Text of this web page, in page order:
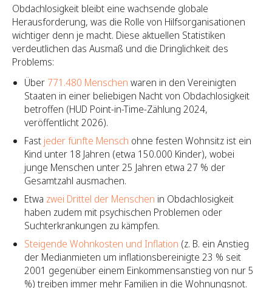
Obdachlosigkeit bleibt eine wachsende globale
Herausforderung, was die Rolle von Hilfsorganisationen
wichtiger denn je macht. Diese aktuellen Statistiken
verdeutlichen das Ausmaß und die Dringlichkeit des
Problems:
Über 771.480 Menschen waren in den Vereinigten
Staaten in einer beliebigen Nacht von Obdachlosigkeit
betroffen (HUD Point-in-Time-Zählung 2024,
veröffentlicht 2026).
Fast jeder fünfte Mensch ohne festen Wohnsitz ist ein
Kind unter 18 Jahren (etwa 150.000 Kinder), wobei
junge Menschen unter 25 Jahren etwa 27 % der
Gesamtzahl ausmachen.
Etwa zwei Drittel der Menschen in Obdachlosigkeit
haben zudem mit psychischen Problemen oder
Suchterkrankungen zu kämpfen.
Steigende Wohnkosten und Inflation (z. B. ein Anstieg
der Medianmieten um inflationsbereinigte 23 % seit
2001 gegenüber einem Einkommensanstieg von nur 5
%) treiben immer mehr Familien in die Wohnungsnot.